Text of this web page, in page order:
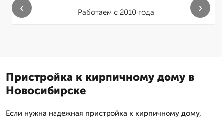
Работаем с 2010 года
‹ ›
Пристройка к кирпичному дому в
Новосибирске
Если нужна надежная пристройка к кирпичному дому,